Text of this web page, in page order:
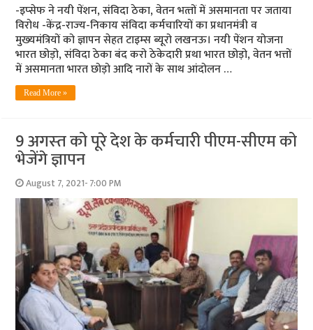
-इप्‍सेफ ने नयी पेंशन, संविदा ठेका, वेतन भत्‍तों में असमानता पर जताया
विरोध -केंद्र-राज्‍य-निकाय संविदा कर्मचारियों का प्रधानमंत्री व
मुख्‍यमंत्रियों को ज्ञापन सेहत टाइम्‍स ब्‍यूरो लखनऊ। नयी पेंशन योजना
भारत छोड़ो, संविदा ठेका बंद करो ठेकेदारी प्रथा भारत छोड़ो, वेतन भत्तों
में असमानता भारत छोड़ो आदि नारों के साथ आंदोलन …
Read More »
9 अगस्‍त को पूरे देश के कर्मचारी पीएम-सीएम को
भेजेंगे ज्ञापन
August 7, 2021- 7:00 PM